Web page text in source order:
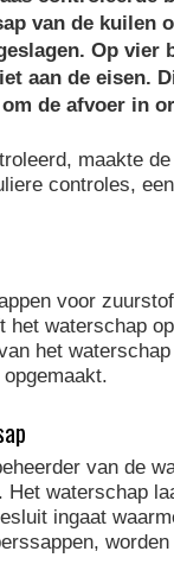
van de kuilen
Op vier
aan de eisen.
de afvoer in
maakte
controles,
voor
waterschap
het
van de
waterschap
ingaat